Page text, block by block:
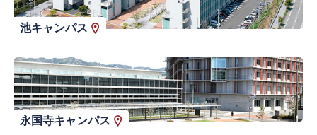
池キャンパス
永国寺キャンパス